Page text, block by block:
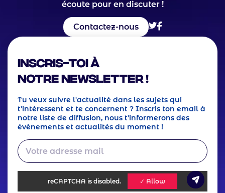
écoute pour en discuter !
Contactez-nous
Inscris-toi à
notre Newsletter !
Tu veux suivre l'actualité dans les sujets qui
t'intéressent et te concernent ? Inscris ton email à
notre liste de diffusion, nous t'informerons des
évènements et actualités du moment !
reCAPTCHA is disabled. ✓ Allow